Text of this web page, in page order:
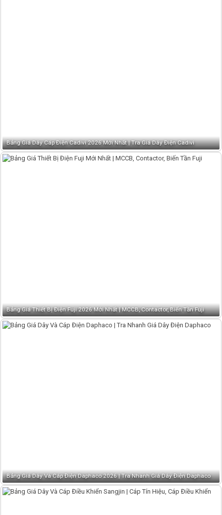
Bảng Giá Dây Cáp Điện Cadivi 2026 Mới Nhất | Tra Giá Dây Điện Cadivi
Bảng Giá Thiết Bị Điện Fuji 2026 Mới Nhất | MCCB, Contactor, Biến Tần Fuji
Bảng Giá Dây Và Cáp Điện Daphaco 2026 | Tra Nhanh Giá Dây Điện Daphaco